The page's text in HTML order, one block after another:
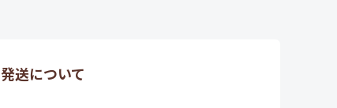
発送について